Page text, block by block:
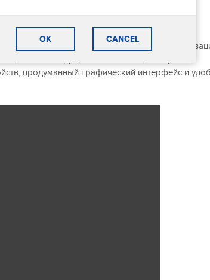
и IP конвертер XR-30IP.
IP линейка сочетает в себе
данном оборудовании есть всё, что нужно
продуманный графический интерфейс и
OK CANCEL